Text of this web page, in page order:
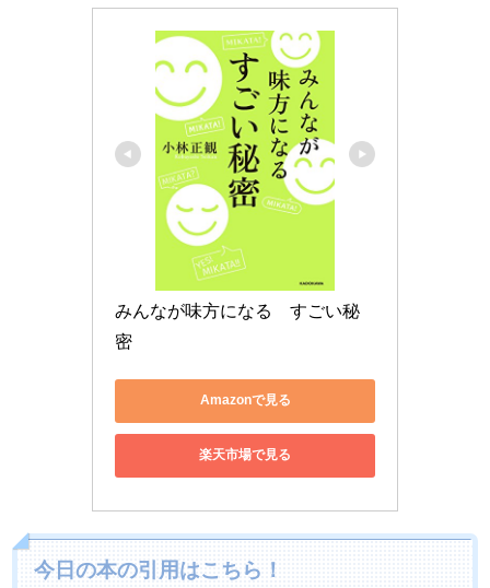
みんなが味方になる　すごい秘
密
Amazonで見る
楽天市場で見る
今日の本の引用はこちら！